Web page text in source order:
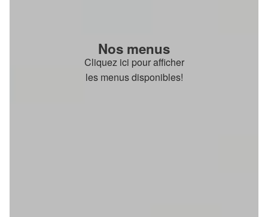
Nos menus
Cliquez ici pour afficher
les menus disponibles!